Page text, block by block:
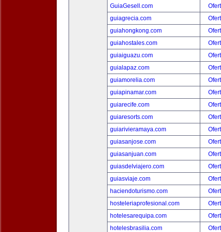
GuiaGesell.com
guiagrecia.com
guiahongkong.com
guiahostales.com
guiaiguazu.com
guialapaz.com
guiamorelia.com
guiapinamar.com
guiarecife.com
guiaresorts.com
guiarivieramaya.com
guiasanjose.com
guiasanjuan.com
guiasdelviajero.com
guiasviaje.com
haciendoturismo.com
hosteleriaprofesional.com
hotelesarequipa.com
hotelesbrasilia.com